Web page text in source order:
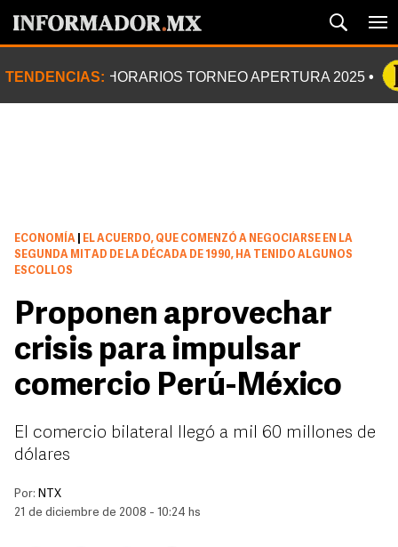
TENDENCIAS: HORARIOS TORNEO APERTURA 2025
ECONOMÍA
EL ACUERDO, QUE COMENZÓ A NEGOCIARSE EN LA
SEGUNDA MITAD DE LA DÉCADA DE 1990, HA TENIDO ALGUNOS
ESCOLLOS
Proponen aprovechar
crisis para impulsar
comercio Perú-México
El comercio bilateral llegó a mil 60 millones de
dólares
Por: NTX
21 de diciembre de 2008 - 10:24 hs